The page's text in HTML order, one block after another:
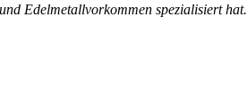
Edelmetallvorkommen spezialisiert hat.